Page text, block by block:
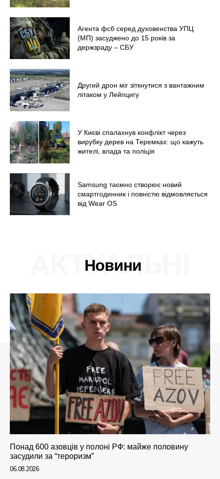
Агента фсб серед духовенства УПЦ
(МП) засуджено до 15 років за
держзраду – СБУ
Другий дрон міг зіткнутися з вантажним
літаком у Лейпцигу
У Києві спалахнув конфлікт через
вирубку дерев на Теремках: що кажуть
жителі, влада та поліція
Samsung таємно створює новий
смартгодинник і повністю відмовляється
від Wear OS
Новини
АКТУАЛЬНІ
Понад 600 азовців у полоні РФ: майже половину
засудили за “тероризм”
06.08.2026